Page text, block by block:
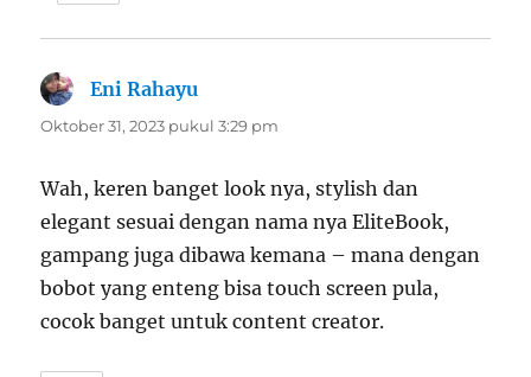
Eni Rahayu
Oktober 31, 2023 pukul 3:29 pm
Wah, keren banget look nya, stylish dan
elegant sesuai dengan nama nya EliteBook,
gampang juga dibawa kemana – mana dengan
bobot yang enteng bisa touch screen pula,
cocok banget untuk content creator.